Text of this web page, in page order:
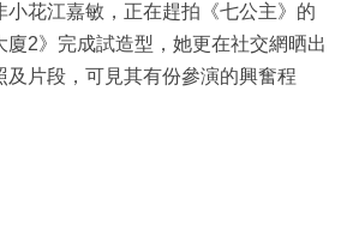
小花江嘉敏，正在趕拍《七公主》的
2》完成試造型，她更在社交網晒出
及片段，可見其有份參演的興奮程